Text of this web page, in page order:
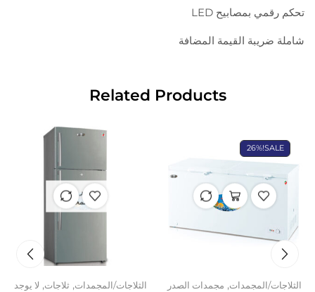
تحكم رقمي بمصابيح LED
شاملة ضريبة القيمة المضافة
Related Products
SALE!
26%
الثلاجات/المجمدات, مجمدات الصدر
غير متوفر
في المخزون
الثلاجات/المجمدات, ثلاجات, لا يوجد